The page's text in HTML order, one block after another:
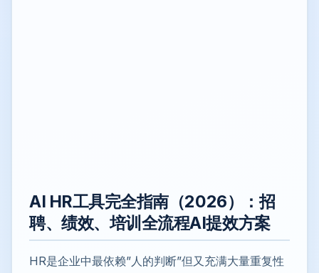
AI HR工具完全指南（2026）：招
聘、绩效、培训全流程AI提效方案
HR是企业中最依赖”人的判断”但又充满大量重复性